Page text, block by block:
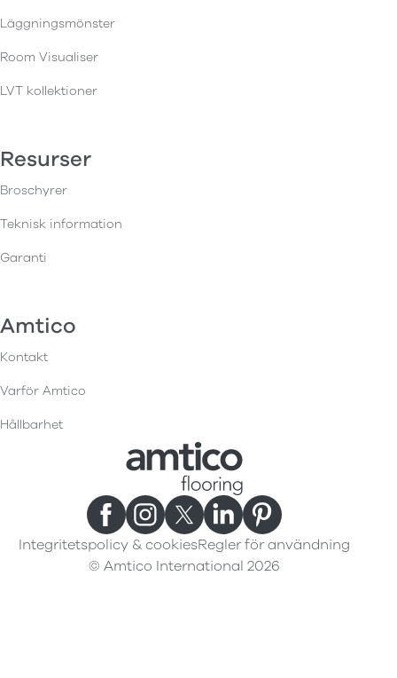
Läggningsmönster
Room Visualiser
LVT kollektioner
Resurser
Broschyrer
Teknisk information
Garanti
Amtico
Kontakt
Varför Amtico
Hållbarhet
Integritetspolicy & cookiesRegler för användning
© Amtico International 2026